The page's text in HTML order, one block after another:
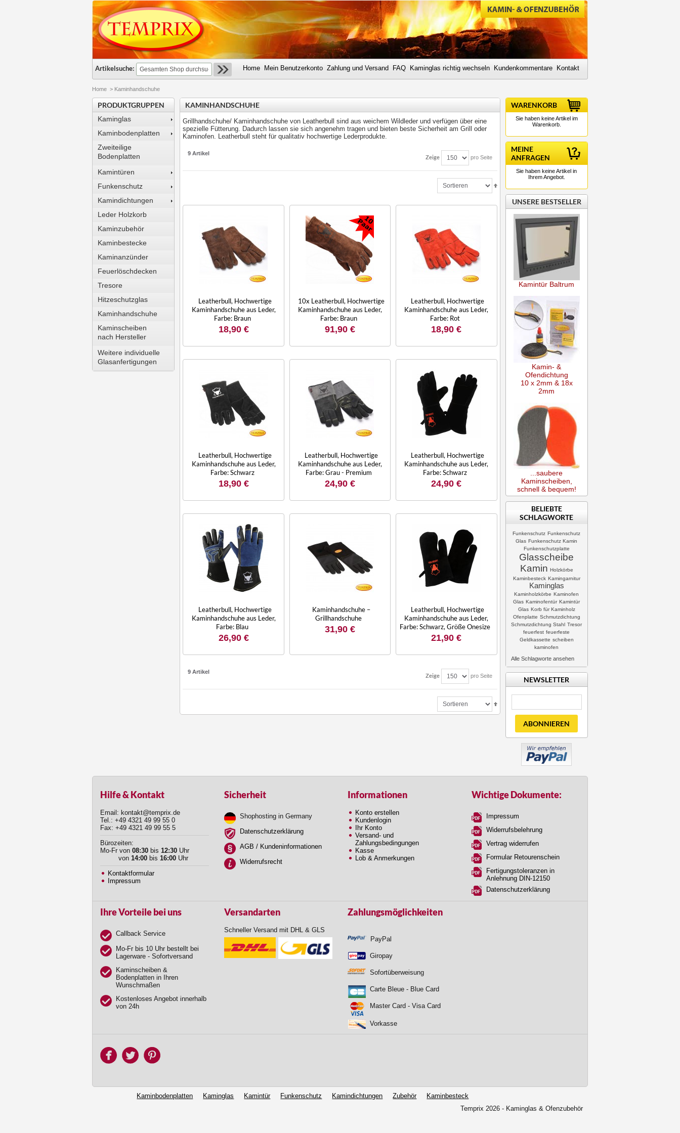
Artikelsuche: SUCHE
Home Mein Benutzerkonto Zahlung und Versand FAQ Kaminglas richtig wechseln Kundenkommentare Kontakt
Home > Kaminhandschuhe
PRODUKTGRUPPEN
Kaminglas
Kaminbodenplatten
Zweiteilige
Bodenplatten
Kamintüren
Funkenschutz
Kamindichtungen
Leder Holzkorb
Kaminzubehör
Kaminbestecke
Kaminanzünder
Feuerlöschdecken
Tresore
Hitzeschutzglas
Kaminhandschuhe
Kaminscheiben
nach Hersteller
Weitere individuelle
Glasanfertigungen
KAMINHANDSCHUHE
Grillhandschuhe/ Kaminhandschuhe von Leatherbull sind aus weichem Wildleder und verfügen über eine
spezielle Fütterung. Dadurch lassen sie sich angenehm tragen und bieten beste Sicherheit am Grill oder
Kaminofen. Leatherbull steht für qualitativ hochwertige Lederprodukte.
9 Artikel
Zeige pro Seite
Leatherbull, Hochwertige
Kaminhandschuhe aus Leder,
Farbe: Braun
18,90 €
10x Leatherbull, Hochwertige
Kaminhandschuhe aus Leder,
Farbe: Braun
91,90 €
Leatherbull, Hochwertige
Kaminhandschuhe aus Leder,
Farbe: Rot
18,90 €
Leatherbull, Hochwertige
Kaminhandschuhe aus Leder,
Farbe: Schwarz
18,90 €
Leatherbull, Hochwertige
Kaminhandschuhe aus Leder,
Farbe: Grau - Premium
24,90 €
Leatherbull, Hochwertige
Kaminhandschuhe aus Leder,
Farbe: Schwarz
24,90 €
Leatherbull, Hochwertige
Kaminhandschuhe aus Leder,
Farbe: Blau
26,90 €
Kaminhandschuhe –
Grillhandschuhe
31,90 €
Leatherbull, Hochwertige
Kaminhandschuhe aus Leder,
Farbe: Schwarz, Größe Onesize
21,90 €
9 Artikel
Zeige pro Seite
WARENKORB
Sie haben keine Artikel im
Warenkorb.
MEINE
ANFRAGEN
Sie haben keine Artikel in
Ihrem Angebot.
UNSERE BESTSELLER
Kamintür Baltrum
Kamin- &
Ofendichtung
10 x 2mm & 18x
2mm
...saubere
Kaminscheiben,
schnell & bequem!
BELIEBTE
SCHLAGWORTE
Funkenschutz Funkenschutz
Glas Funkenschutz Kamin
Funkenschutzplatte
Glasscheibe
Kamin Holzkörbe
Kaminbesteck Kamingarnitur
Kaminglas
Kaminholzkörbe Kaminofen
Glas Kaminofentür Kamintür
Glas Korb für Kaminholz
Ofenplatte Schmutzdichtung
Schmutzdichtung Stahl Tresor
feuerfest feuerfeste
Geldkassette scheiben
kaminofen
Alle Schlagworte ansehen
NEWSLETTER
ABONNIEREN
Hilfe & Kontakt
Email: kontakt@temprix.de
Tel.: +49 4321 49 99 55 0
Fax: +49 4321 49 99 55 5
Bürozeiten:
Mo-Fr von 08:30 bis 12:30 Uhr
von 14:00 bis 16:00 Uhr
Kontaktformular
Impressum
Sicherheit
Shophosting in Germany
Datenschutzerklärung
AGB / Kundeninformationen
Widerrufsrecht
Informationen
Konto erstellen
Kundenlogin
Ihr Konto
Versand- und
Zahlungsbedingungen
Kasse
Lob & Anmerkungen
Wichtige Dokumente:
Impressum
Widerrufsbelehrung
Vertrag widerrufen
Formular Retourenschein
Fertigungstoleranzen in
Anlehnung DIN-12150
Datenschutzerklärung
Ihre Vorteile bei uns
Callback Service
Mo-Fr bis 10 Uhr bestellt bei
Lagerware - Sofortversand
Kaminscheiben &
Bodenplatten in Ihren
Wunschmaßen
Kostenloses Angebot innerhalb
von 24h
Versandarten
Schneller Versand mit DHL & GLS
Zahlungsmöglichkeiten
PayPal
Giropay
Sofortüberweisung
Carte Bleue - Blue Card
Master Card - Visa Card
Vorkasse
Kaminbodenplatten Kaminglas Kamintür Funkenschutz Kamindichtungen Zubehör
Kaminbesteck
Temprix 2026 - Kaminglas & Ofenzubehör